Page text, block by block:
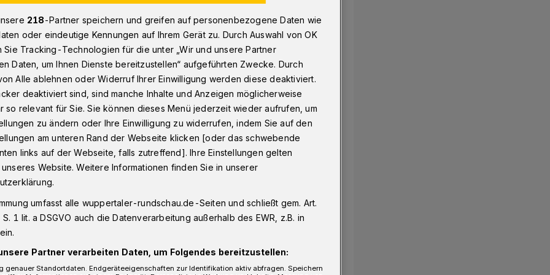
Ermittlungen nach schwerem Unfall​ in Wuppertal-Cronenberg
schwerem
auf der Küllenhahner Straße an
ist ein Fußgänger am Donnerstag
19:15 Uhr schwer verletzt worden.
218-Partner speichern und greifen auf personenbezogene Daten wie
oder eindeutige Kennungen auf Ihrem Gerät zu. Durch Auswahl von OK
Sie Tracking-Technologien für die unter „Wir und unsere Partner
Daten, um Ihnen Dienste bereitzustellen“ aufgeführten Zwecke. Durch
Alle ablehnen oder Widerruf Ihrer Einwilligung werden diese deaktiviert.
deaktiviert sind, sind manche Inhalte und Anzeigen möglicherweise
so relevant für Sie. Sie können dieses Menü jederzeit wieder aufrufen, um
zu ändern oder Ihre Einwilligung zu widerrufen, indem Sie auf den
am unteren Rand der Webseite klicken [oder das schwebende
links auf der Webseite, falls zutreffend]. Ihre Einstellungen gelten
Website. Weitere Informationen finden Sie in unserer
umfasst alle wuppertaler-rundschau.de-Seiten und schließt gem. Art.
1 lit. a DSGVO auch die Datenverarbeitung außerhalb des EWR, z.B. in
Partner verarbeiten Daten, um Folgendes bereitzustellen:
genauer Standortdaten. Endgeräteeigenschaften zur Identifikation aktiv abfragen. Speichern